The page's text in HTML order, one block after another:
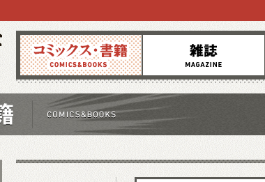
コミックス 雑誌